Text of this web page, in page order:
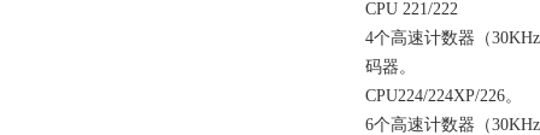
CPU 221/222
4个高速计数器（
码器。
CPU224/224XP/226。
6个高速计数器（